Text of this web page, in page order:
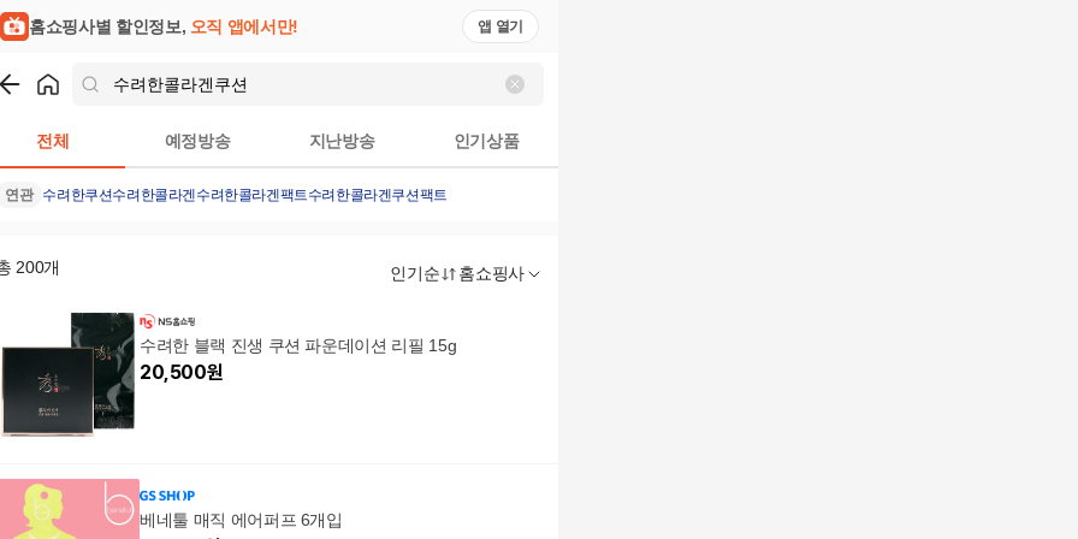
홈쇼핑사별 할인정보, 오직 앱에서만! 앱 열기
전체 예정방송 지난방송 인기상품
연관 수려한쿠션수려한콜라겐수려한콜라겐팩트수려한콜라겐쿠션팩트
200개 인기순 홈쇼핑사
수려한 블랙 진생 쿠션 파운데이션 리필 15g
20,500원
베네툴 매직 에어퍼프 6개입